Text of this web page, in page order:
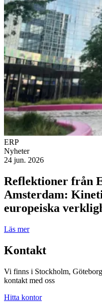
ERP
Nyheter
24 jun. 2026
Reflektioner från
Amsterdam:
europeiska
Läs mer
Kontakt
Vi finns i Stockholm,
kontakt med oss
Hitta kontor